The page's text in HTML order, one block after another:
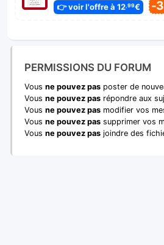
👉 voir l'offre à 12,99€ -
PERMISSIONS DU FORUM
Vous ne pouvez pas poster de
Vous ne pouvez pas répondre aux
Vous ne pouvez pas modifier vos
Vous ne pouvez pas supprimer vos
Vous ne pouvez pas joindre des